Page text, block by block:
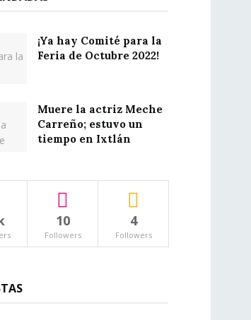
¡Ya hay Comité para la
Feria de Octubre 2022!
Muere la actriz Meche
Carreño; estuvo un
tiempo en Ixtlán
10
Followers
4
Followers